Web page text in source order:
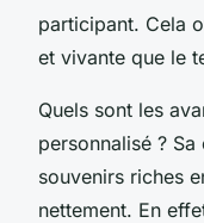
participant. Cela
et vivante que le
Quels sont les
personnalisé ?
souvenirs riches
nettement. En